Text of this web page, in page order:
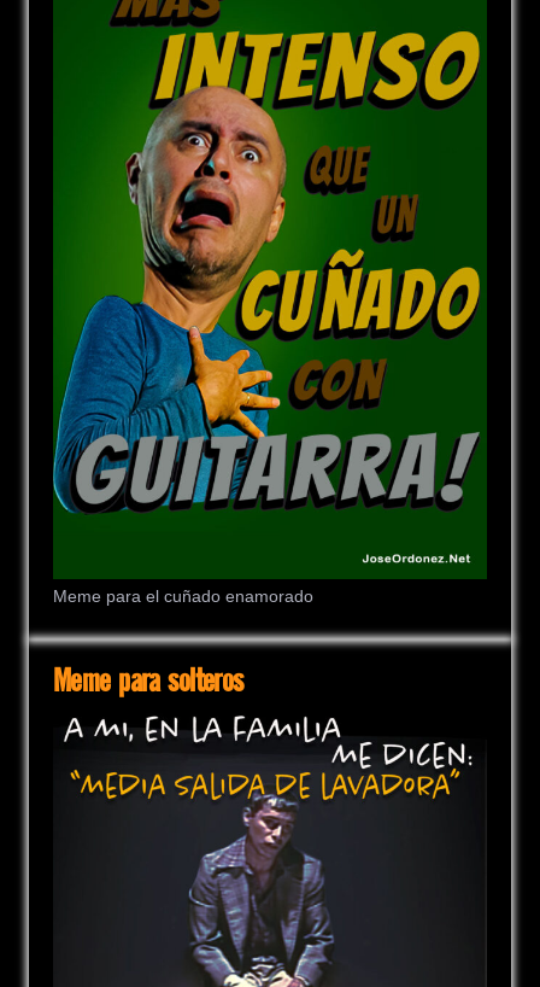
Meme para el cuñado enamorado
Meme para solteros